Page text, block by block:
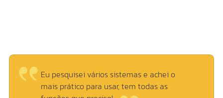
Preciso vir comentar sobre o serviço do
suporte! Eles são sensacionais, parabéns!